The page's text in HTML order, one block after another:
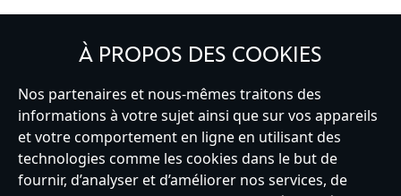
France
À PROPOS DES COOKIES
Nos partenaires et nous-mêmes traitons des
informations à votre sujet ainsi que sur vos appareils
et votre comportement en ligne en utilisant des
technologies comme les cookies dans le but de
fournir, d’analyser et d’améliorer nos services, de